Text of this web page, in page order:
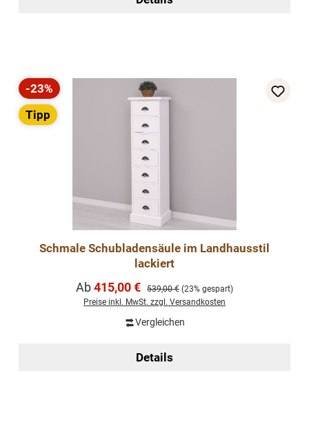
Rabatt
-23%
Tipp
Schmale Schubladensäule im Landhausstil
lackiert
Verkaufspreis:
Ab415,00 € Regulärer Preis:
539,00 € (23% gespart)
Preise inkl. MwSt. zzgl. Versandkosten
Vergleichen
Details